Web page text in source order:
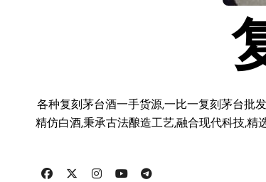
各种复刻茅台酒一手货源,一比一复刻茅台批
精仿白酒,秉承古法酿造工艺,融合现代科技,精